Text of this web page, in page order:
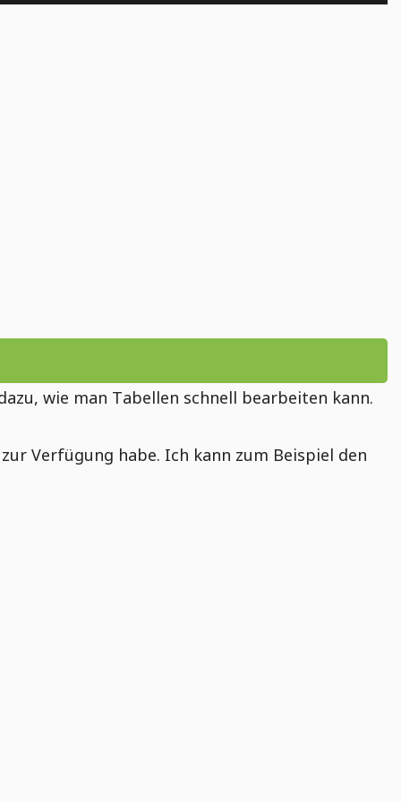
wie man Tabellen schnell bearbeiten kann.
Verfügung habe. Ich kann zum Beispiel den